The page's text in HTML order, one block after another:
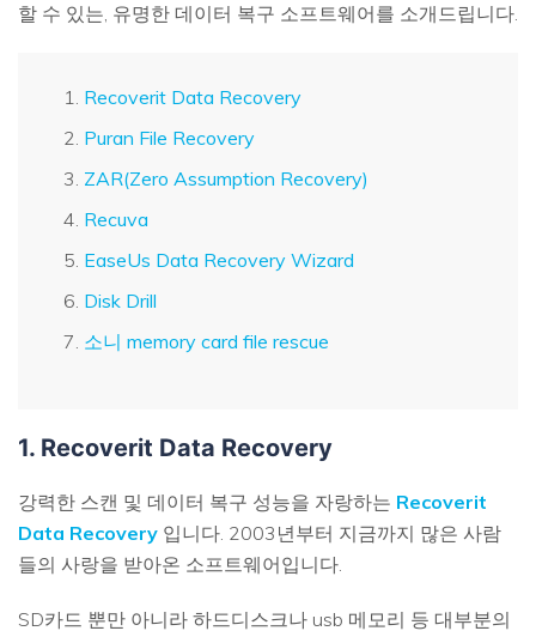
할 수 있는, 유명한 데이터 복구 소프트웨어를 소개드립니다.
Recoverit Data Recovery
Puran File Recovery
ZAR(Zero Assumption Recovery)
Recuva
EaseUs Data Recovery Wizard
Disk Drill
소니 memory card file rescue
1. Recoverit Data Recovery
강력한 스캔 및 데이터 복구 성능을 자랑하는 Recoverit
Data Recovery 입니다. 2003년부터 지금까지 많은 사람
들의 사랑을 받아온 소프트웨어입니다.
SD카드 뿐만 아니라 하드디스크나 usb 메모리 등 대부분의